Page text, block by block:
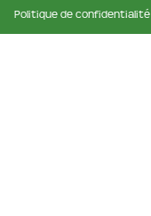
Politique de confidentialité